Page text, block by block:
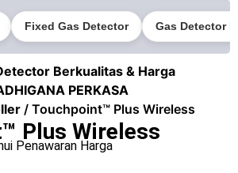
Fixed Gas Detector Gas Detector
Berkualitas & Harga
PERKASA
/ Touchpoint™ Plus Wireless
Plus Wireless
Penawaran Harga